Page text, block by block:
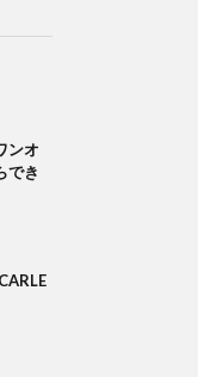
ンオ
でき